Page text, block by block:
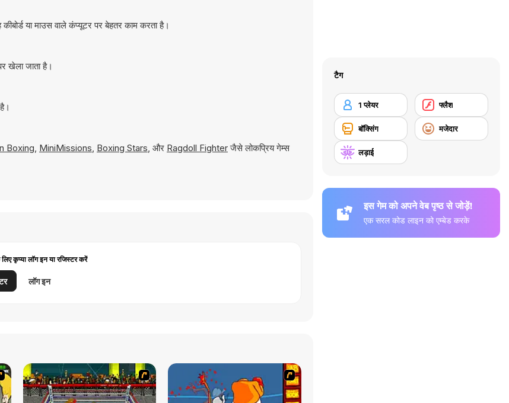
या माउस वाले कंप्यूटर पर बेहतर काम करता है।
खेला जाता है।
Boxing, MiniMissions, Boxing Stars, और Ragdoll Fighterजैसे लोकप्रिय गेम्स
कृप्या लॉग इन या रजिस्टर करें
लॉग इन
टैग
1 प्लेयर फ्लैश
बॉक्सिंग मजेदार
लड़ाई
इस गेम को अपने वेब पृष्ठ से जोड़ें!
एक सरल कोड लाइन को एम्बेड करके